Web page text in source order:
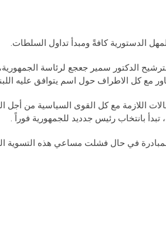
مع كل الاطراف حول اسم يتوافق عليه
14 آذار بالإتصالات اللازمة مع كل القوى
تبدأ بانتخاب رئيس جدديد للجمهورية فوراً .